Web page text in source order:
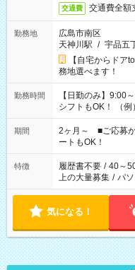
交通費 交通費全額
勤務地
広島市南区
天神川駅 / 宇品五
【自宅からドア
務地選べます！
勤務時間
【日勤のみ】9:00～18:00（休
シフトもOK！
「家族とお休みを
など、あなたのご希
ーク希望の方へ 今
のお仕事の勤務時
ません
期間
2ヶ月～ ■ご応募
ートもOK！
特徴 履歴書不要 / 40～
上の大量募集 / パ
気になる！